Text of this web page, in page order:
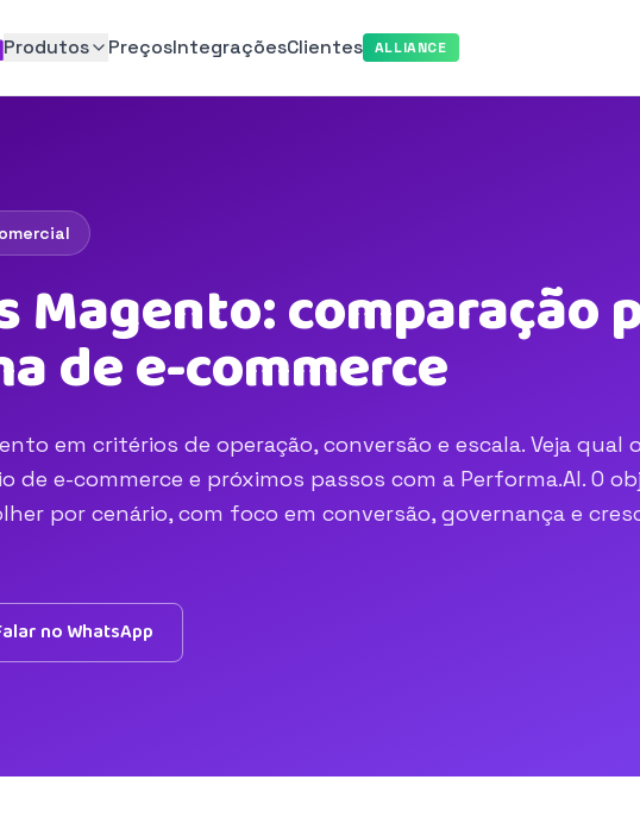
Produtos PreçosIntegraçõesClientes ALLIANCE
Magento: comparação
de e-commerce
em critérios de operação, conversão e escala. Veja qual
de e-commerce e próximos passos com a Performa.AI. O
por cenário, com foco em conversão, governança e
no WhatsApp